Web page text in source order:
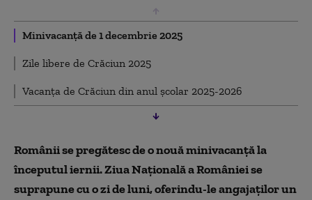
Minivacanță de 1 decembrie 2025
Zile libere de Crăciun 2025
Vacanța de Crăciun din anul școlar 2025-2026
Românii se pregătesc de o nouă minivacanță la
începutul iernii. Ziua Națională a României se
suprapune cu o zi de luni, oferindu-le angajaților un